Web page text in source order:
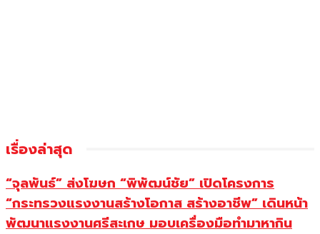
เรื่องล่าสุด
“จุลพันธ์” ส่งโฆษก “พิพัฒน์ชัย” เปิดโครงการ
“กระทรวงแรงงานสร้างโอกาส สร้างอาชีพ” เดินหน้า
พัฒนาแรงงานศรีสะเกษ มอบเครื่องมือทำมาหากิน